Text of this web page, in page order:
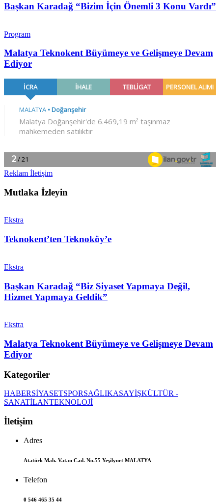
Başkan Karadağ “Bizim İçin Önemli 3 Konu Vardı”
Program
Malatya Teknokent Büyümeye ve Gelişmeye Devam
Ediyor
Reklam İletişim
Mutlaka İzleyin
Ekstra
Teknokent’ten Teknoköy’e
Ekstra
Başkan Karadağ “Biz Siyaset Yapmaya Değil,
Hizmet Yapmaya Geldik”
Ekstra
Malatya Teknokent Büyümeye ve Gelişmeye Devam
Ediyor
Kategoriler
HABERSİYASETSPORSAĞLIKASAYİŞKÜLTÜR -
SANATİLANTEKNOLOJİ
İletişim
Adres
Atatürk Mah. Vatan Cad. No.55 Yeşilyurt MALATYA
Telefon
0 546 465 35 44